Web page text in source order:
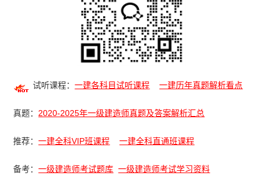
试听课程：一建各科目试听课程 一建历年真题解析看点
真题： 2020-2025年一级建造师真题及答案解析汇总
推荐：一建全科VIP班课程 一建全科直通班课程
备考：一级建造师考试题库 一级建造师考试学习资料